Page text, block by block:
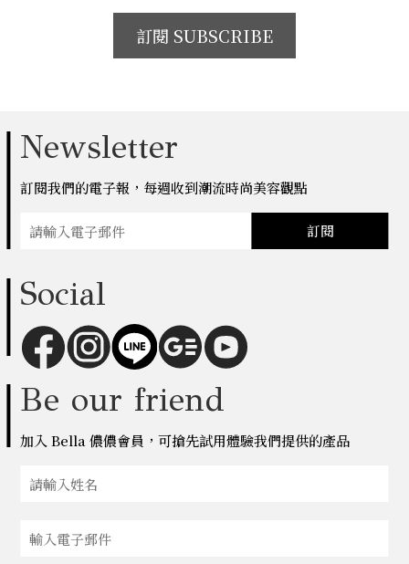
訂閱 SUBSCRIBE
Newsletter
訂閱我們的電子報，每週收到潮流時尚美容觀點
訂閱
Social
Be our friend
加入 Bella 儂儂會員，可搶先試用體驗我們提供的產品